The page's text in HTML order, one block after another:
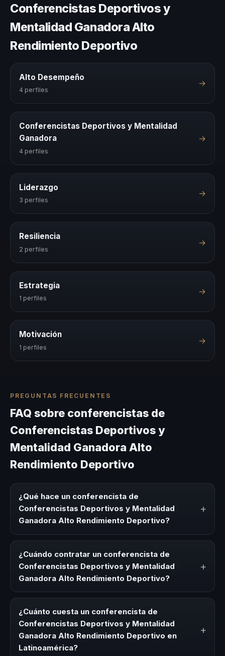
Conferencistas Deportivos y
Mentalidad Ganadora Alto
Rendimiento Deportivo
Alto Desempeño
4 perfiles
→
Conferencistas Deportivos y Mentalidad
Ganadora
4 perfiles
→
Liderazgo
3 perfiles
→
Resiliencia
2 perfiles
→
Estrategia
1 perfiles
→
Motivación
1 perfiles
→
PREGUNTAS FRECUENTES
FAQ sobre conferencistas de
Conferencistas Deportivos y
Mentalidad Ganadora Alto
Rendimiento Deportivo
¿Qué hace un conferencista de
Conferencistas Deportivos y Mentalidad
Ganadora Alto Rendimiento Deportivo?
+
Mentalidad Ganadora Alto Rendimiento Deportivo es un
experto que comparte conocimiento, estrategias y
experiencias sobre este tema en eventos corporativos,
convenciones y seminarios. Su objetivo es generar
reflexión, inspiración y herramientas aplicables para la
¿Cuándo contratar un conferencista de
Conferencistas Deportivos y Mentalidad
Ganadora Alto Rendimiento Deportivo?
+
Deportivos y Mentalidad Ganadora Alto Rendimiento
Deportivo para kick-offs, convenciones anuales,
programas de desarrollo, eventos de integración o
cuando tu organización necesita impulsar un cambio
cultural relacionado con esta temática.
¿Cuánto cuesta un conferencista de
Conferencistas Deportivos y Mentalidad
Ganadora Alto Rendimiento Deportivo en
Latinoamérica?
+